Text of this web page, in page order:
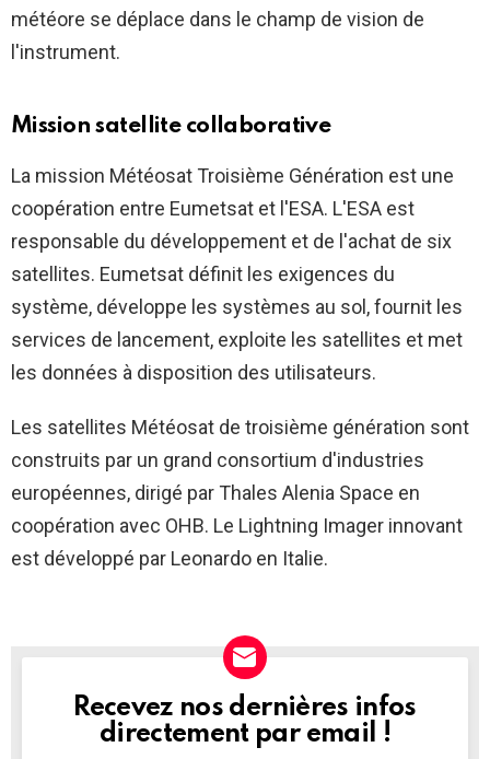
météore se déplace dans le champ de vision de
l'instrument.
Mission satellite collaborative
La mission Météosat Troisième Génération est une
coopération entre Eumetsat et l'ESA. L'ESA est
responsable du développement et de l'achat de six
satellites. Eumetsat définit les exigences du
système, développe les systèmes au sol, fournit les
services de lancement, exploite les satellites et met
les données à disposition des utilisateurs.
Les satellites Météosat de troisième génération sont
construits par un grand consortium d'industries
européennes, dirigé par Thales Alenia Space en
coopération avec OHB. Le Lightning Imager innovant
est développé par Leonardo en Italie.
NEWSLETTER
Recevez nos dernières infos
directement par email !